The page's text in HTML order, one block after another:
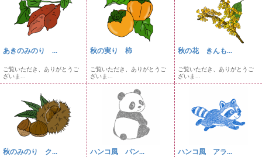
あきのみのり ...
ご覧いただき、ありがとうご
ざいま...
秋の実り 柿
ご覧いただき、ありがとうご
ざいま...
秋の花 きんも...
ご覧いただき、ありがとうご
ざいま...
秋のみのり ク... ハンコ風 パン... ハンコ風 アラ...